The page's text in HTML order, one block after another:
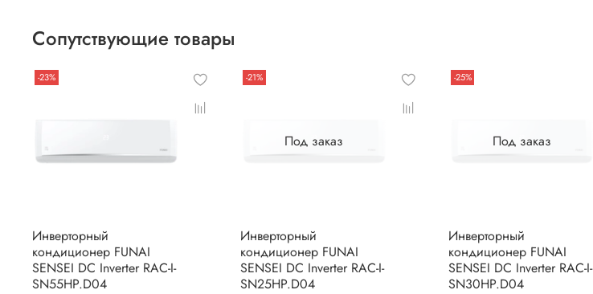
Сопутствующие товары
-23%
Инверторный
кондиционер FUNAI
SENSEI DC Inverter RAC-I-
SN55HP.D04
Под заказ
-21%
Инверторный
кондиционер FUNAI
SENSEI DC Inverter RAC-I-
SN25HP.D04
Под заказ
-25%
Инверторный
кондиционер FUNAI
SENSEI DC Inverter RAC-I-
SN30HP.D04